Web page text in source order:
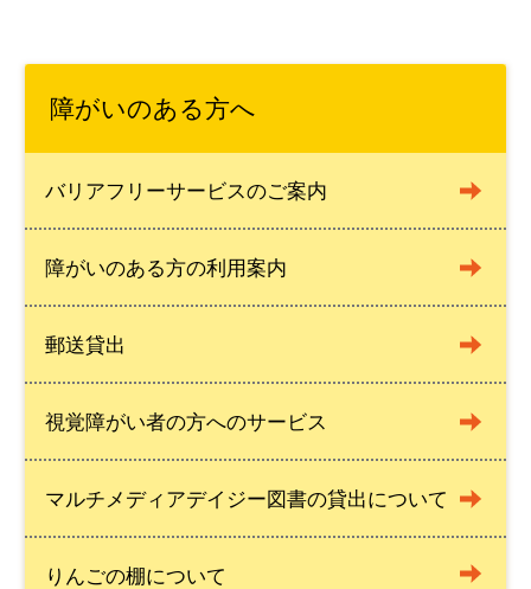
障がいのある方へ
バリアフリーサービスのご案内
障がいのある方の利用案内
郵送貸出
視覚障がい者の方へのサービス
マルチメディアデイジー図書の貸出について
りんごの棚について